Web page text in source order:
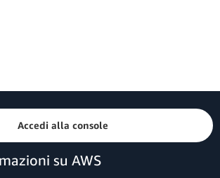
Accedi alla console
su AWS